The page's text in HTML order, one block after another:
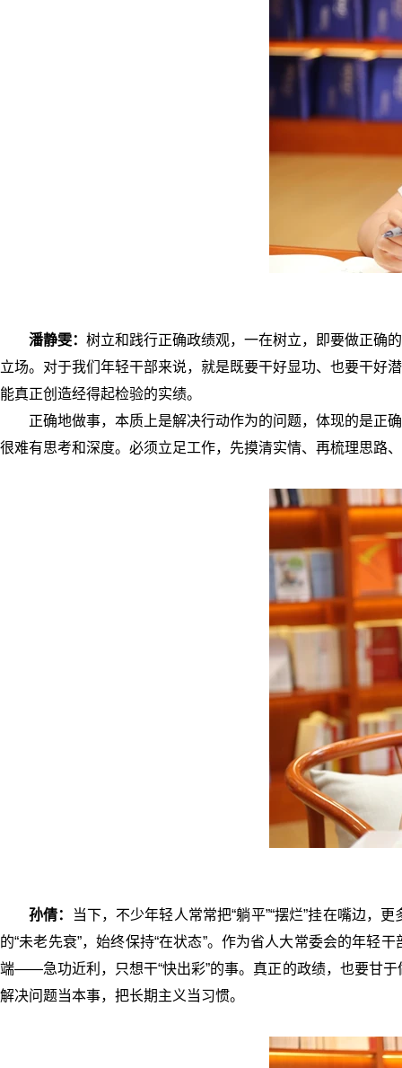
潘静雯： 树立和践行正确政绩观，一在树立，即要做正确
立场。对于我们年轻干部来说，就是既要干好显功、也要干好
能真正创造经得起检验的实绩。
正确地做事，本质上是解决行动作为的问题，体现的是正
很难有思考和深度。必须立足工作，先摸清实情、再梳理思路
孙倩：
当下，不少年轻人常常把“躺平”“摆烂”挂在嘴边，
的“未老先衰”，始终保持“在状态”。作为省人大常委会的年
端——急功近利，只想干“快出彩”的事。真正的政绩，也要甘于
解决问题当本事，把长期主义当习惯。